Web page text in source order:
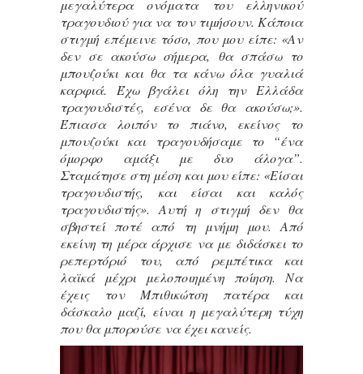
μεγαλύτερα ονόματα του ελληνικού
τραγουδιού για να τον τιμήσουν. Κάποια
στιγμή επέμεινε τόσο, που μου είπε: «Αν
δεν σε ακούσω σήμερα, θα σπάσω το
μπουζούκι και θα τα κάνω όλα γυαλιά
καρφιά. Έχω βγάλει όλη την Ελλάδα
τραγουδιστές, εσένα δε θα ακούσω;».
Έπιασα λοιπόν το πιάνο, εκείνος το
μπουζούκι και τραγουδήσαμε το “ένα
όμορφο αμάξι με δυο άλογα”.
Σταμάτησε στη μέση και μου είπε: «Είσαι
τραγουδιστής, και είσαι και καλός
τραγουδιστής». Αυτή η στιγμή δεν θα
σβηστεί ποτέ από τη μνήμη μου. Από
εκείνη τη μέρα άρχισε να με διδάσκει το
ρεπερτόριό του, από ρεμπέτικα και
λαϊκά μέχρι μελοποιημένη ποίηση. Να
έχεις τον Μπιθικώτση πατέρα και
δάσκαλο μαζί, είναι η μεγαλύτερη τύχη
που θα μπορούσε να έχει κανείς.